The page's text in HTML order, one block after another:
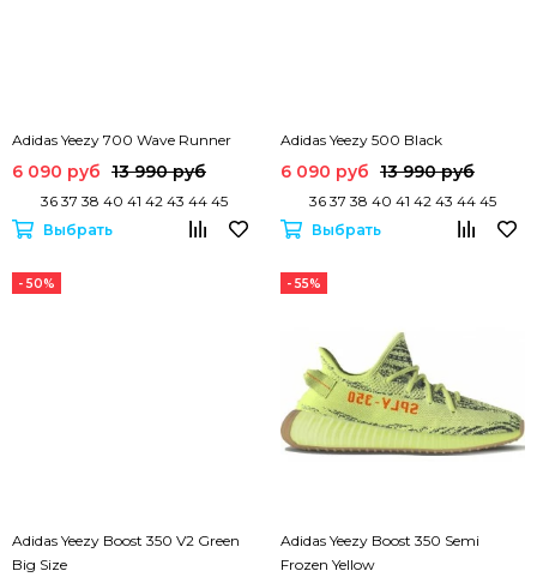
Adidas Yeezy 700 Wave Runner
6 090 руб 13 990 руб
36 37 38 40 41 42 43 44 45
Выбрать
Adidas Yeezy 500 Black
6 090 руб 13 990 руб
36 37 38 40 41 42 43 44 45
Выбрать
- 50%
Adidas Yeezy Boost 350 V2 Green
Big Size
- 55%
Adidas Yeezy Boost 350 Semi
Frozen Yellow